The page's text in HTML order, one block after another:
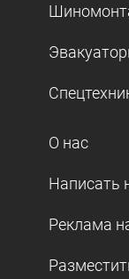
О нас
Написать
Реклама